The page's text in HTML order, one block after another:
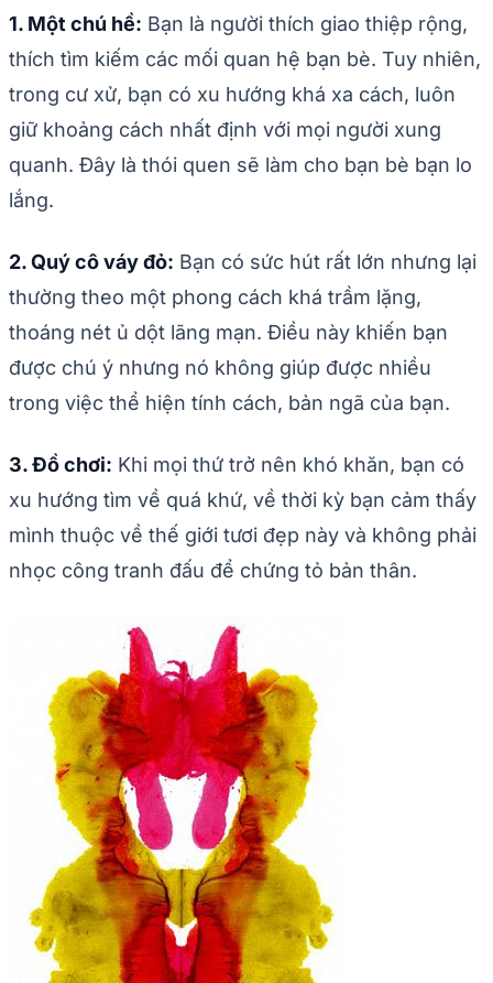
1. Một chú hề: Bạn là người thích giao thiệp rộng,
thích tìm kiếm các mối quan hệ bạn bè. Tuy nhiên,
trong cư xử, bạn có xu hướng khá xa cách, luôn
giữ khoảng cách nhất định với mọi người xung
quanh. Đây là thói quen sẽ làm cho bạn bè bạn lo
lắng.
2. Quý cô váy đỏ: Bạn có sức hút rất lớn nhưng lại
thường theo một phong cách khá trầm lặng,
thoáng nét ủ dột lãng mạn. Điều này khiến bạn
được chú ý nhưng nó không giúp được nhiều
trong việc thể hiện tính cách, bản ngã của bạn.
3. Đồ chơi: Khi mọi thứ trở nên khó khăn, bạn có
xu hướng tìm về quá khứ, về thời kỳ bạn cảm thấy
mình thuộc về thế giới tươi đẹp này và không phải
nhọc công tranh đấu để chứng tỏ bản thân.